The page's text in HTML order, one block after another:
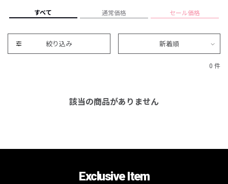
すべて 通常価格 セール価格
絞り込み 新着順
0 件
該当の商品がありません
Exclusive Item